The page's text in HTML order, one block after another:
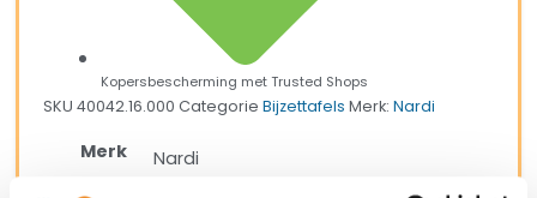
Kopersbescherming met Trusted Shops
SKU40042.16.000Categorie Bijzettafels Merk:Nardi
Merk
Nardi